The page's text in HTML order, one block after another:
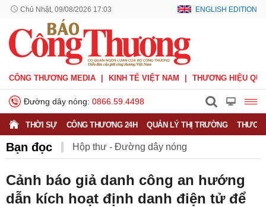
Chủ Nhật, 09/08/2026 17:03 ENGLISH EDITION
CÔNG THƯƠNG MEDIA KINH TẾ VIỆT NAM THƯƠNG HIỆU
Đường dây nóng: 0866.59.4498
THỜI SỰ CÔNG THƯƠNG 24H QUẢN LÝ THỊ TRƯỜNG
Bạn đọc Hộp thư - Đường dây nóng
Cảnh báo giả danh công an hướng
dẫn kích hoạt định danh điện tử để